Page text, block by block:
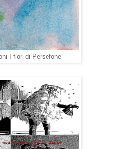
I fiori di Persefone